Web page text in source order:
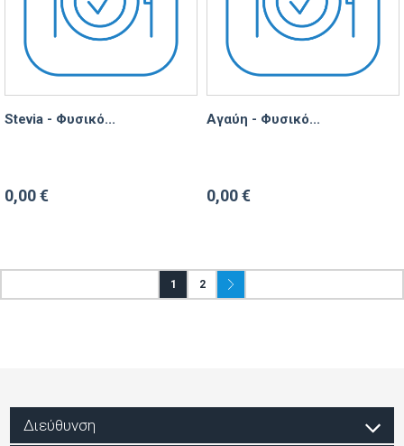
Stevia - Φυσικό...
0,00 €
Αγαύη - Φυσικό...
0,00 €
1 2
Διεύθυνση